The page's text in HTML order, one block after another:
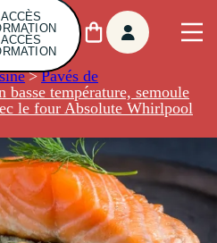
ACCÈS
ACCÈS
> Pavés de
basse température, semoule
le four Absolute Whirlpool